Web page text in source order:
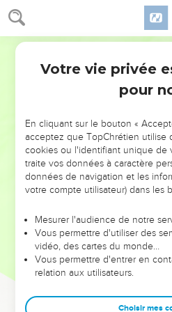
NE MANQUEZ PAS
DE
ET SI LEURS ERREURS
VOTRES
leur foi ou leur vision. Mais on voit
et les saisons difficiles qu'ils ont
sont elles qui les
Dans cette conférence, leaders,
clés pour avancer avec plus de
Votre vie privée
pour
En cliquant sur le bouton «
acceptez que TopChrétien utilise
cookies ou l'identifiant unique de
traite vos données à caractère
données de navigation et les
votre compte utilisateur) dans les
Mesurer l'audience de notre
Vous permettre d'utiliser des
vidéo, des cartes du monde…
Vous permettre d'entrer en
relation aux utilisateurs.
Choisir mes